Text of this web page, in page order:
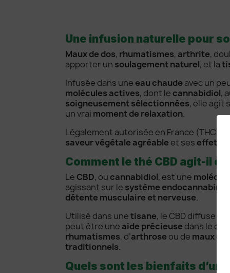
Une infusion naturelle pour
Maux de dos, rhumatismes, arthrite,
apporter un soulagement naturel, et la
Infusée dans une eau chaude avec un
molécules actives, dont le cannabidiol,
soigneusement sélectionnées, elle agit
un vrai moment de relaxation.
Légalement autorisée en France (THC <
saveur végétale agréable et ses effets
Comment le thé CBD agit-il
Le CBD, ou cannabidiol, est une
agissant sur le système
détente musculaire et nerveuse.
Utilisé dans unetisane, le CBD diffuse
peut être une aide précieuse dans le
rhumatismes, d’arthrose ou de maux
traditionnels.
Quels sont les bienfaits